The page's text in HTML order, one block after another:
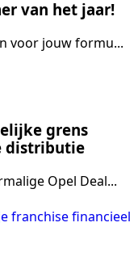
van het jaar!
voor jouw formu...
grens
distributie
Opel Deal...